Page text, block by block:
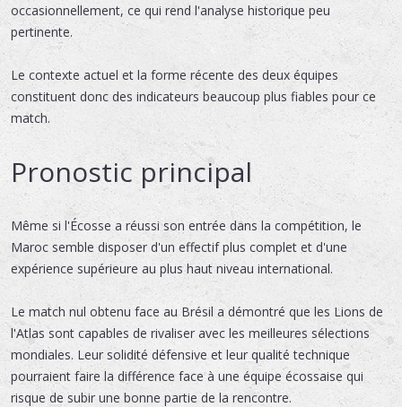
occasionnellement, ce qui rend l'analyse historique peu
pertinente.
Le contexte actuel et la forme récente des deux équipes
constituent donc des indicateurs beaucoup plus fiables pour ce
match.
Pronostic principal
Même si l'Écosse a réussi son entrée dans la compétition, le
Maroc semble disposer d'un effectif plus complet et d'une
expérience supérieure au plus haut niveau international.
Le match nul obtenu face au Brésil a démontré que les Lions de
l'Atlas sont capables de rivaliser avec les meilleures sélections
mondiales. Leur solidité défensive et leur qualité technique
pourraient faire la différence face à une équipe écossaise qui
risque de subir une bonne partie de la rencontre.